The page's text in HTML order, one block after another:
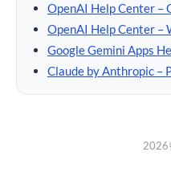
OpenAI Help Center –
OpenAI Help Center –
Google Gemini Apps
Claude by Anthropic –
2026